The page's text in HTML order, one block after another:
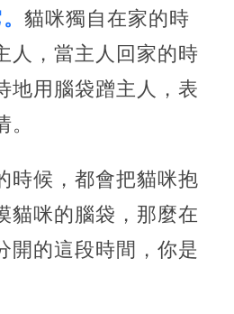
貓咪獨自在家的時
人，當主人回家的時
地用腦袋蹭主人，表
時候，都會把貓咪抱
貓咪的腦袋，那麼在
開的這段時間，你是